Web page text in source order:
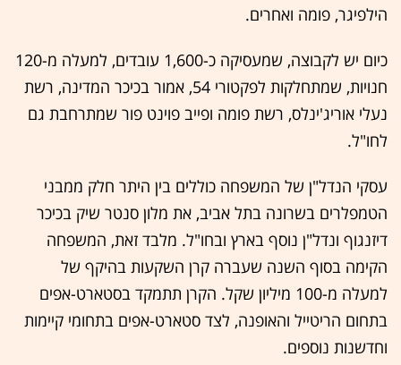
הילפיגר, פומה ואחרים.
כיום יש לקבוצה, שמעסיקה כ-1,600 עובדים, למעלה מ-120
חנויות, שמתחלקות לפקטורי 54, אמור בכיכר המדינה, רשת
נעלי אוריג'ינלס, רשת פומה ופייב פוינט פור שמתרחבת גם
לחו"ל.
עסקי הנדל"ן של המשפחה כוללים בין היתר חלק ממבני
הטמפלרים בשרונה בתל אביב, את מלון סנטר שיק בכיכר
דיזנגוף ונדל"ן נוסף בארץ ובחו"ל. מלבד זאת, המשפחה
הקימה בסוף השנה שעברה קרן השקעות בהיקף של
למעלה מ-100 מיליון שקל. הקרן תתמקד בסטארט-אפים
בתחום הריטייל והאופנה, לצד סטארט-אפים בתחומי קיימות
וחדשנות נוספים.